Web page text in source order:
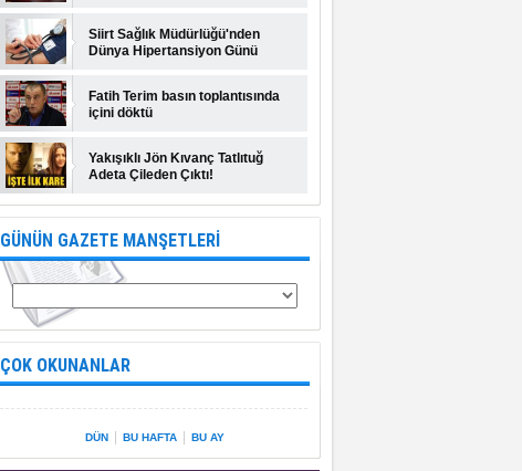
Siirt Sağlık Müdürlüğü'nden
Dünya Hipertansiyon Günü
Fatih Terim basın toplantısında
içini döktü
Yakışıklı Jön Kıvanç Tatlıtuğ
Adeta Çileden Çıktı!
GÜNÜN GAZETE MANŞETLERİ
ÇOK OKUNANLAR
DÜN BU HAFTA BU AY